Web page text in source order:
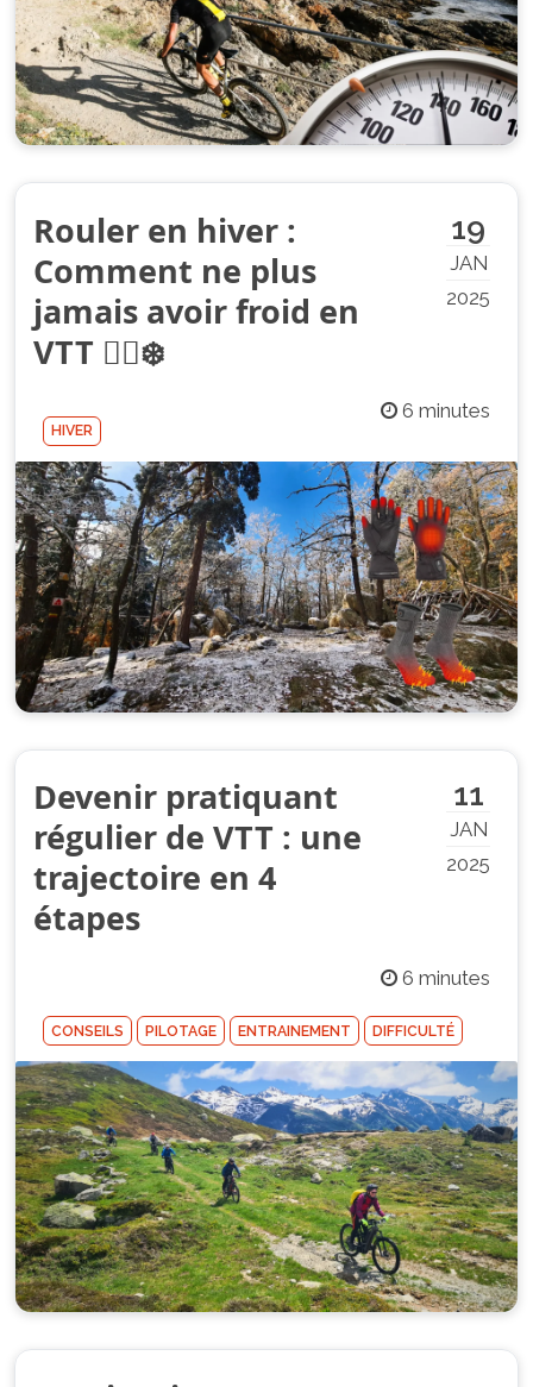
19
JAN
2025
Rouler en hiver :
Comment ne plus
jamais avoir froid en
VTT 🚴‍♂️❄️
6 minutes
HIVER
11
JAN
2025
Devenir pratiquant
régulier de VTT : une
trajectoire en 4
étapes
6 minutes
CONSEILS PILOTAGE ENTRAINEMENT DIFFICULTÉ